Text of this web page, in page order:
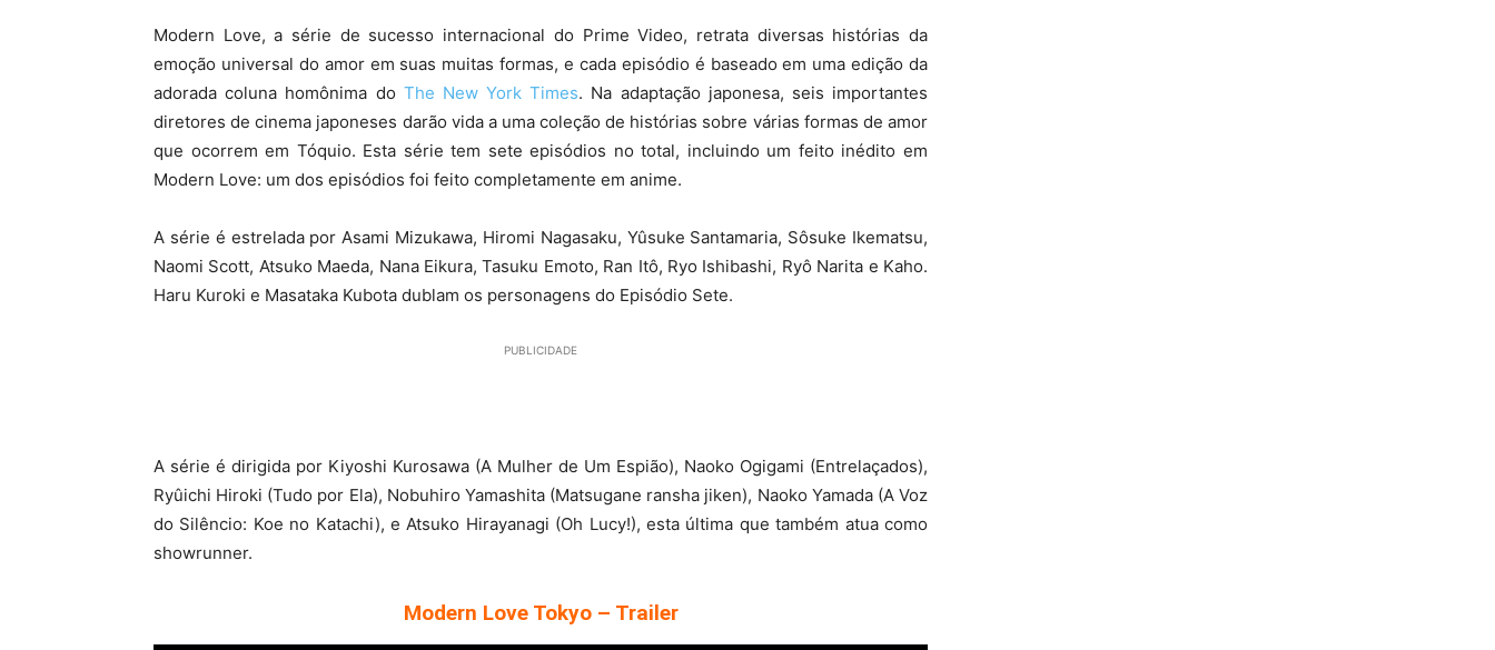
Modern Love, a série de sucesso internacional do Prime Video, retrata diversas histórias da
emoção universal do amor em suas muitas formas, e cada episódio é baseado em uma edição da
adorada coluna homônima do The New York Times. Na adaptação japonesa, seis importantes
diretores de cinema japoneses darão vida a uma coleção de histórias sobre várias formas de amor
que ocorrem em Tóquio. Esta série tem sete episódios no total, incluindo um feito inédito em
Modern Love: um dos episódios foi feito completamente em anime.
A série é estrelada por Asami Mizukawa, Hiromi Nagasaku, Yûsuke Santamaria, Sôsuke Ikematsu,
Naomi Scott, Atsuko Maeda, Nana Eikura, Tasuku Emoto, Ran Itô, Ryo Ishibashi, Ryô Narita e Kaho.
Haru Kuroki e Masataka Kubota dublam os personagens do Episódio Sete.
PUBLICIDADE
A série é dirigida por Kiyoshi Kurosawa (A Mulher de Um Espião), Naoko Ogigami (Entrelaçados),
Ryûichi Hiroki (Tudo por Ela), Nobuhiro Yamashita (Matsugane ransha jiken), Naoko Yamada (A Voz
do Silêncio: Koe no Katachi), e Atsuko Hirayanagi (Oh Lucy!), esta última que também atua como
showrunner.
Modern Love Tokyo – Trailer